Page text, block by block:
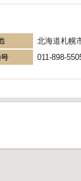
北海道札幌
011-898-